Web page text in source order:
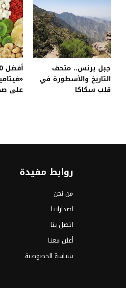
جبل برنس.. متحف
التاريخ والأسطورة في
قلب سكاكا
على
روابط مفيدة
من نحن
اصداراتنا
اتصل بنا
أعلن معنا
سياسة الخصوصية